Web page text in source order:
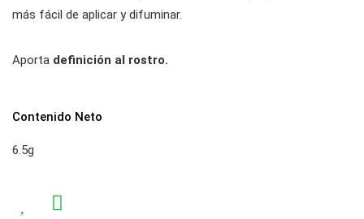
más fácil de aplicar y difuminar.
Aporta definición al rostro.
Contenido Neto
6.5g